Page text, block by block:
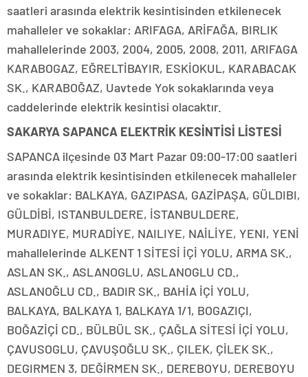
saatleri arasında elektrik kesintisinden etkilenecek
mahalleler ve sokaklar: ARIFAGA, ARİFAĞA, BIRLIK
mahallelerinde 2003, 2004, 2005, 2008, 2011, ARIFAGA
KARABOGAZ, EĞRELTİBAYIR, ESKİOKUL, KARABACAK
SK., KARABOĞAZ, Uavtede Yok sokaklarında veya
caddelerinde elektrik kesintisi olacaktır.
SAKARYA SAPANCA ELEKTRİK KESİNTİSİ LİSTESİ
SAPANCA ilçesinde 03 Mart Pazar 09:00-17:00 saatleri
arasında elektrik kesintisinden etkilenecek mahalleler
ve sokaklar: BALKAYA, GAZIPASA, GAZİPAŞA, GÜLDIBI,
GÜLDİBİ, ISTANBULDERE, İSTANBULDERE,
MURADIYE, MURADİYE, NAILIYE, NAİLİYE, YENI, YENİ
mahallelerinde ALKENT 1 SİTESİ İÇİ YOLU, ARMA SK.,
ASLAN SK., ASLANOGLU, ASLANOGLU CD.,
ASLANOĞLU CD., BADIR SK., BAHİA İÇİ YOLU,
BALKAYA, BALKAYA 1, BALKAYA 1/1, BOGAZIÇI,
BOĞAZİÇİ CD., BÜLBÜL SK., ÇAĞLA SİTESİ İÇİ YOLU,
ÇAVUSOGLU, ÇAVUŞOĞLU SK., ÇILEK, ÇİLEK SK.,
DEGIRMEN 3, DEĞİRMEN SK., DEREBOYU, DEREBOYU